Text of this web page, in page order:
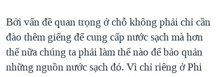
Bởi vấn đề quan trọng ở chỗ không phải chỉ cần
đào thêm giếng để cung cấp nước sạch mà hơn
thế nữa chúng ta phải làm thế nào để bảo quản
những nguồn nước sạch đó. Vì chỉ riêng ở Phi